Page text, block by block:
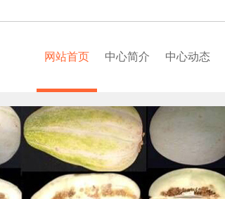
网站首页 中心简介 中心动态